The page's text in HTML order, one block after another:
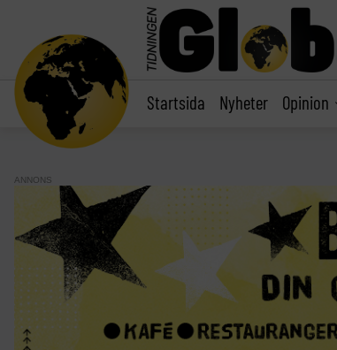
Startsida Nyheter Opinion
ANNONS